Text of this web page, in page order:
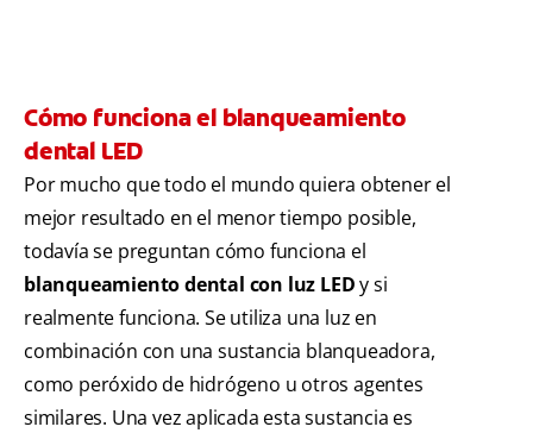
Cómo funciona el blanqueamiento
dental LED
Por mucho que todo el mundo quiera obtener el
mejor resultado en el menor tiempo posible,
todavía se preguntan cómo funciona el
blanqueamiento dental con luz LEDy si
realmente funciona. Se utiliza una luz en
combinación con una sustancia blanqueadora,
como peróxido de hidrógeno u otros agentes
similares. Una vez aplicada esta sustancia es